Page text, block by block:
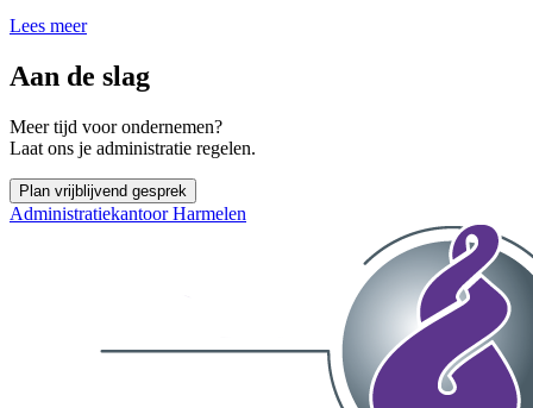
Lees meer
Aan de slag
Meer tijd voor ondernemen?
Laat ons je administratie regelen.
Plan vrijblijvend gesprek
Administratiekantoor Harmelen